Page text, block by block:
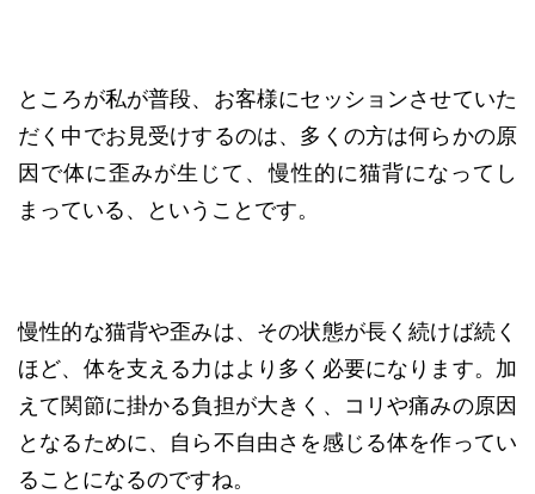
ところが私が普段、お客様にセッションさせていた
だく中でお見受けするのは、多くの方は何らかの原
因で体に歪みが生じて、慢性的に猫背になってし
まっている、ということです。
慢性的な猫背や歪みは、その状態が長く続けば続く
ほど、体を支える力はより多く必要になります。加
えて関節に掛かる負担が大きく、コリや痛みの原因
となるために、自ら不自由さを感じる体を作ってい
ることになるのですね。